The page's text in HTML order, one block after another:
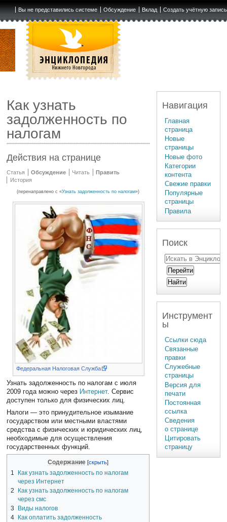
Вы не представились системе Обсуждение Вклад Создать учётную запись
Как узнать
задолженность по
налогам
Действия на странице
Статья Обсуждение Читать
Править
История
(перенаправлено с «Узнать задолженность по налогам»)
Федеральная Налоговая Служба
Узнать задолженность по налогам с июля
2009 года можно через Интернет. Сервис
доступен только для физических лиц.
Налоги — это принудительное изымание
государством или местными властями
средства с физических и юридических лиц,
необходимые для осуществления
государственных функций.
Содержание
1
Как узнать задолженность по налогам
через Интернет
2
Как узнать задолженность по налогам
через смс
3
Виды налогов
4
Как оплатить задолженность
Навигация
Главная
страница
Новые
страницы
Новые фото
Категории
контента
Свежие правки
Популярные
страницы
Правила
Поиск
Инструмент
ы
Ссылки сюда
Связанные
правки
Служебные
страницы
Версия для
печати
Постоянная
ссылка
Сведения
о странице
Цитировать
страницу